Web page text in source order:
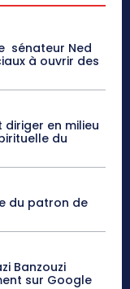
sénateur Ned
à ouvrir des
en milieu
du
du patron de
Banzouzi
sur Google